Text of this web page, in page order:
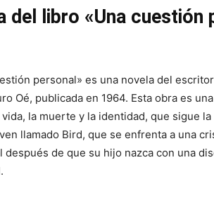
del libro «Una cuestión
personal» es una novela del
Oé, publicada en 1964. Esta obra es
la muerte y la identidad, que sigue
llamado Bird, que se enfrenta a una
después de que su hijo nazca con una